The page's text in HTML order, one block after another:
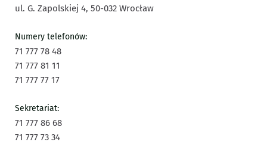
ul. G. Zapolskiej 4, 50-032 Wrocław
Numery telefonów:
71 777 78 48
71 777 81 11
71 777 77 17
Sekretariat:
71 777 86 68
71 777 73 34